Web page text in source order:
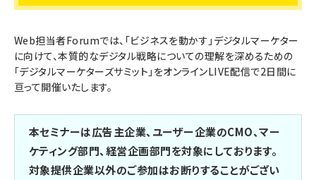
Web担当者Forumでは、「ビジネスを動かす」デジタルマーケター
に向けて、本質的なデジタル戦略についての理解を深めるための
「デジタルマーケターズサミット」をオンラインLIVE配信で2日間に
亘って開催いたします。
本セミナーは広告主企業、ユーザー企業のCMO、マー
ケティング部門、経営企画部門を対象にしております。
対象提供企業以外のご参加はお断りすることがござい